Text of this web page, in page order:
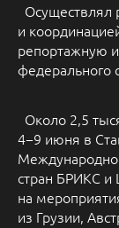
Осуществлял
и
репортажную
федерального
Около 2,5
4−9 июня в
стран БРИКС и
на
из Грузии,